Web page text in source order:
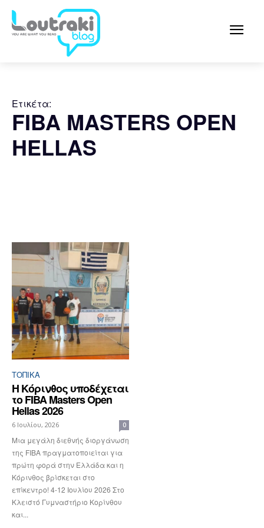
Ετικέτα:
FIBA MASTERS OPEN
HELLAS
ΤΟΠΙΚΑ
Η Κόρινθος υποδέχεται
το FIBA Masters Open
Hellas 2026
6 Ιουλίου, 2026 0
Μια μεγάλη διεθνής διοργάνωση
της FIBA πραγματοποιείται για
πρώτη φορά στην Ελλάδα και η
Κόρινθος βρίσκεται στο
επίκεντρο! 4-12 Ιουλίου 2026 Στο
Κλειστό Γυμναστήριο Κορίνθου
και...